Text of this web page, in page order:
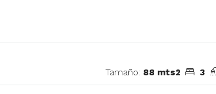
Tamaño: 88 mts2 3